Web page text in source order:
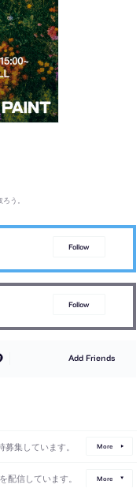
う。
Follow
Follow
Add Friends
集しています。 More
配信しています。 More